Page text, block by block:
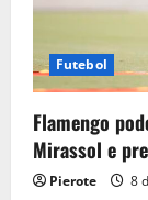
Futebol
Flamengo
Mirassol e
Pierote 8